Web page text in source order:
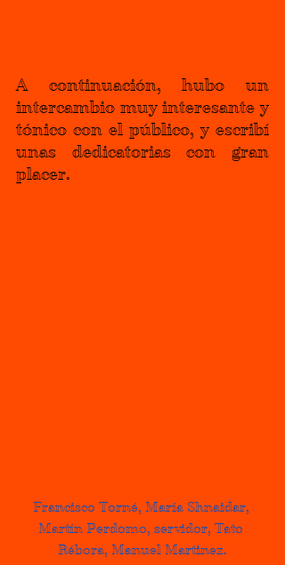
A continuación, hubo un
intercambio muy interesante y
tónico con el público, y escribí
unas dedicatorias con gran
placer.
Francisco Torné, María Shnaidar,
Martín Perdomo, servidor, Tato
Rébora, Manuel Martinez.